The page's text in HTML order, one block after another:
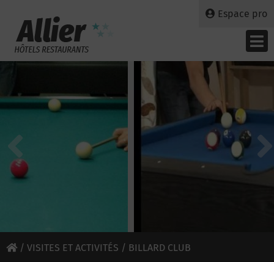
Espace pro
/ VISITES ET ACTIVITÉS / BILLARD CLUB